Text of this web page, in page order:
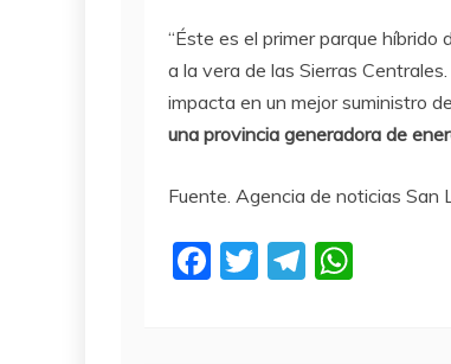
“Éste es el primer parque híbrido
a la vera de las Sierras
impacta en un mejor suministro
una provincia generadora de
Fuente. Agencia de noticias San
F
T
T